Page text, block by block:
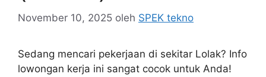
November 10, 2025 oleh SPEK tekno
Sedang mencari pekerjaan di sekitar Lolak? Info
lowongan kerja ini sangat cocok untuk Anda!